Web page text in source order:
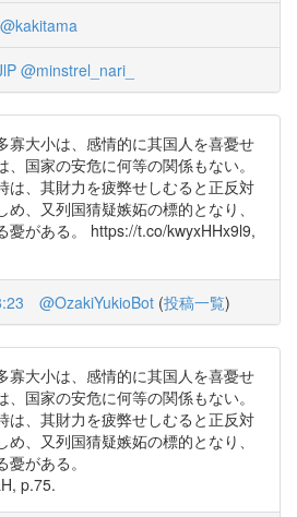
@kakitama
@minstrel_nari_
寡大小は、感情的に其国人を喜憂せ
、国家の安危に何等の関係もない。
、其財力を疲弊せしむると正反対
、又列国猜疑嫉妬の標的となり、
憂がある。 https://t.co/kwyxHHx9l9,
@OzakiYukioBot (投稿一覧)
寡大小は、感情的に其国人を喜憂せ
、国家の安危に何等の関係もない。
、其財力を疲弊せしむると正反対
、又列国猜疑嫉妬の標的となり、
がある。
p.75.